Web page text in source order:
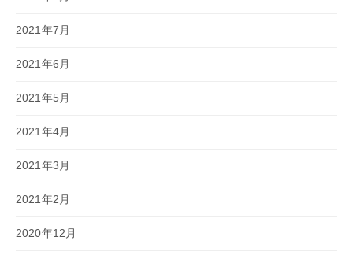
2021年7月
2021年6月
2021年5月
2021年4月
2021年3月
2021年2月
2020年12月